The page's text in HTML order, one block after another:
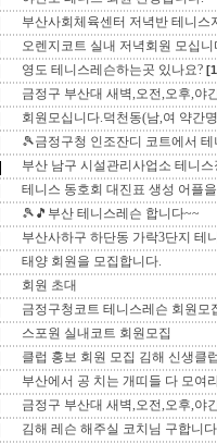
부산사회체육센터 저녁반 테니스
오렌지코트 실내 저녁회원 모십니
영도 테니스레슨하는곳 있나요?
금정구 부산대 새벽,오전,오후,야
회원모십니다.덕천동(남,여 약간
🎾금정구청 인조잔디 코트에서
부산 남구 시설관리사업소 테니
테니스 동호회 대진표 생성 어플
🎾🎵부산 테니스레슨 합니다~~
부산사하구 하단동 가락3단지 테
태양 회원을 모집합니다.
회원 초대
금정구청코트 테니스레슨 회원모
스포원 실내코트 회원모집
클럽 홍보 회원 모집 김해 신생클
부산에서 공 치는 개띠들 다 모여
금정구 부산대 새벽,오전,오후,야
김해 레슨 해주실 코치님 구합니